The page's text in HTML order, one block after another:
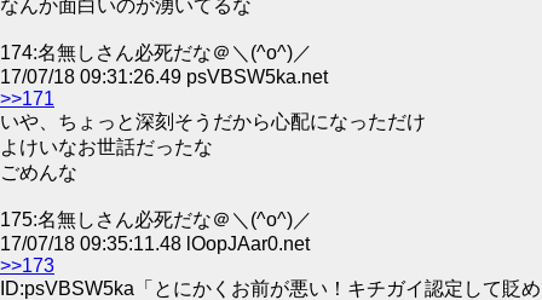
なんか面白いのが湧いてるな
174:名無しさん必死だな＠＼(^o^)／
17/07/18 09:31:26.49 psVBSW5ka.net
>>171
いや、ちょっと深刻そうだから心配になっただけ
よけいなお世話だったな
ごめんな
175:名無しさん必死だな＠＼(^o^)／
17/07/18 09:35:11.48 lOopJAar0.net
>>173
ID:psVBSW5ka「とにかくお前が悪い！キチガイ認定して貶め